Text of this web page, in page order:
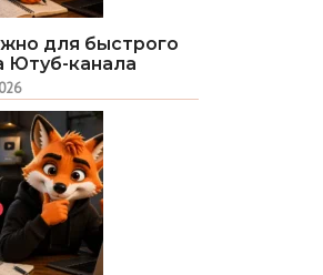
для быстрого
Ютуб-канала